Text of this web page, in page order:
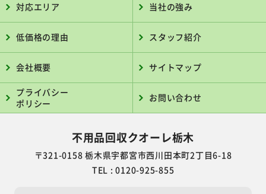
対応エリア 当社の強み
低価格の理由 スタッフ紹介
会社概要 サイトマップ
プライバシー
ポリシー
お問い合わせ
不用品回収クオーレ栃木
〒321-0158 栃木県宇都宮市西川田本町2丁目6-18
TEL : 0120-925-855